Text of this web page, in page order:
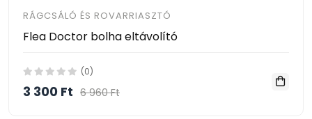
RÁGCSÁLÓ ÉS ROVARRIASZTÓ
Flea Doctor bolha eltávolító
(0)
3 300 Ft 6 960 Ft